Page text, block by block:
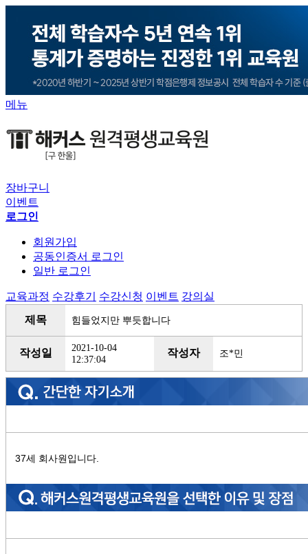
메뉴
장바구니
이벤트
로그인
회원가입
공동인증서 로그인
일반 로그인
교육과정 수강후기 수강신청 이벤트 강의실
제목
힘들었지만 뿌듯합니다
작성일
2021-10-04
12:37:04
작성자 조*민
37세 회사원입니다.